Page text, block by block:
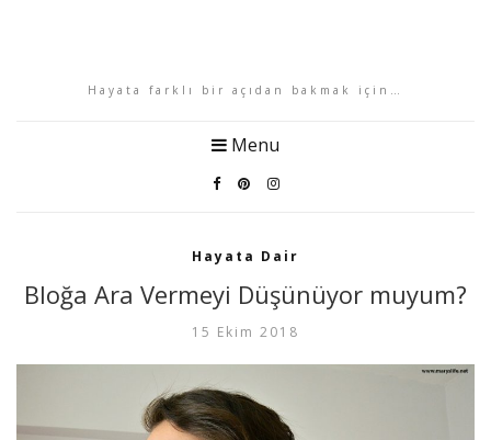
Hayata farklı bir açıdan bakmak için…
Menu
Hayata Dair
Bloğa Ara Vermeyi Düşünüyor muyum?
15 Ekim 2018